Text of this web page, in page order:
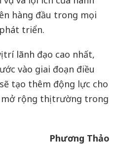
hàng đầu trong mọi
triển.
trí lãnh đạo cao nhất,
vào giai đoạn điều
tạo thêm động lực cho
rộng thị trường trong
Phương Thảo